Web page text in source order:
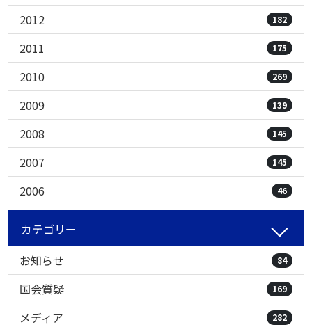
2012 182
2011 175
2010 269
2009 139
2008 145
2007 145
2006 46
カテゴリー
お知らせ
84
国会質疑 169
メディア 282